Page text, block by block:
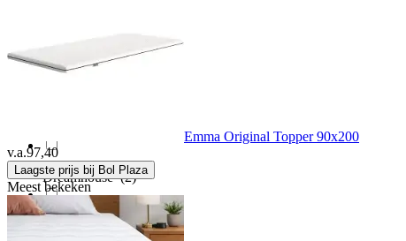
Densi
Dreamhouse(2)
Emma Original Topper 90x200
v.a.97,40
Laagste prijs bij Bol Plaza
Meest bekeken